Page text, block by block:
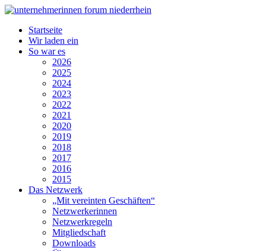
Startseite
Wir laden ein
So war es
2026
2025
2024
2023
2022
2021
2020
2019
2018
2017
2016
2015
Das Netzwerk
„Mit vereinten Geschäften“
Netzwerkerinnen
Netzwerkregeln
Mitgliedschaft
Downloads